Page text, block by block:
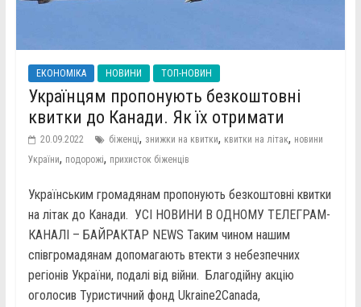
ЕКОНОМІКА НОВИНИ ТОП-НОВИН
Українцям пропонують безкоштовні
квитки до Канади. Як їх отримати
20.09.2022 біженці, знижки на квитки, квитки на літак, новини
України, подорожі, прихисток біженців
Українським громадянам пропонують безкоштовні квитки
на літак до Канади. УСІ НОВИНИ В ОДНОМУ ТЕЛЕГРАМ-
КАНАЛІ – БАЙРАКТАР NEWS Таким чином нашим
співгромадянам допомагають втекти з небезпечних
регіонів України, подалі від війни. Благодійну акцію
оголосив Туристичний фонд Ukraine2Canada,